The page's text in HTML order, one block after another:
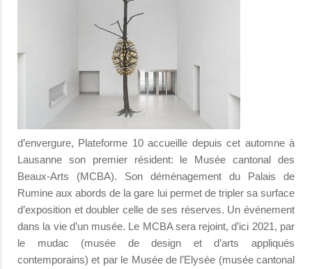
d’envergure, Plateforme 10 accueille depuis cet automne à
Lausanne son premier résident: le Musée cantonal des
Beaux-Arts (MCBA). Son déménagement du Palais de
Rumine aux abords de la gare lui permet de tripler sa surface
d’exposition et doubler celle de ses réserves. Un événement
dans la vie d’un musée. Le MCBA sera rejoint, d’ici 2021, par
le mudac (musée de design et d’arts appliqués
contemporains) et par le Musée de l’Elysée (musée cantonal